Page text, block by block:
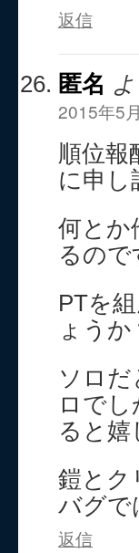
返信
匿名
2015年5
順位報
に申
何とか
るの
PTを
ょうか
ソロ
ロで
ると嬉
鎧とク
バグ
返信